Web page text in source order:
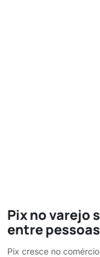
Pix no varejo
entre pessoas
Pix cresce no